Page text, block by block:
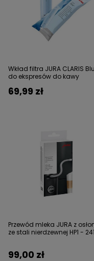
Wkład filtra JURA CLARIS
do ekspresów do kawy
69,99 zł
Przewód mleka JURA z
ze stali nierdzewnej HP1 -
99,00 zł